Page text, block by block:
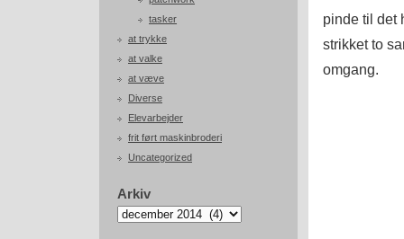
tasker
at trykke
at valke
at væve
Diverse
Elevarbejder
frit ført maskinbroderi
Uncategorized
Arkiv
Arkiv
pinde til det
strikket to
omgang.